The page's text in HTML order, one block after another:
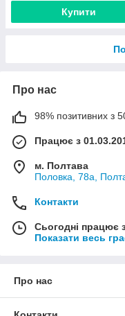
Купити
Про нас
98% позитивних з
Працює з
м. Полтава
Половка, 78а,
Контакти
Сьогодні працює
Показати весь
Про нас